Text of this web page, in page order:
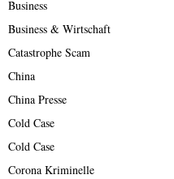
Business
Business & Wirtschaft
Catastrophe Scam
China
China Presse
Cold Case
Cold Case
Corona Kriminelle